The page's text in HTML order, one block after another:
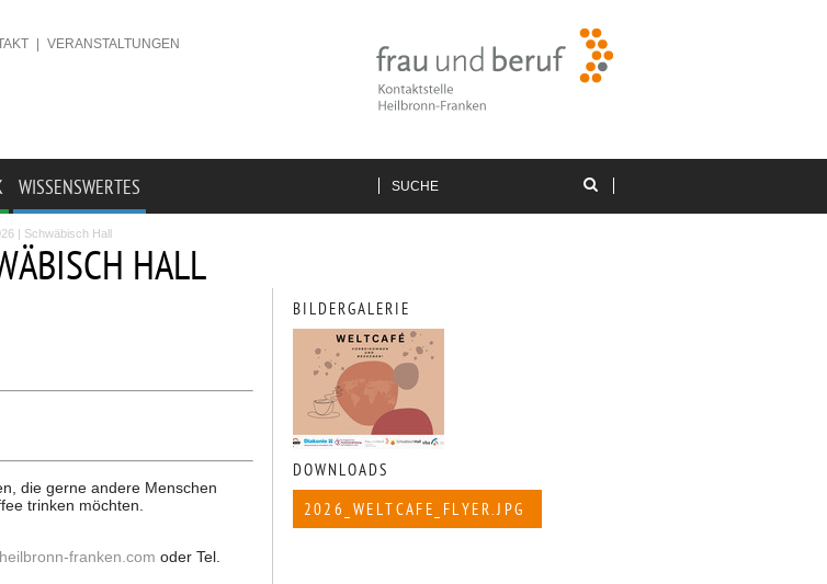
VERANSTALTUNGEN
WISSENSWERTES
| Schwäbisch Hall
HALL
die gerne andere Menschen
trinken möchten.
heilbronn-franken.com oder Tel.
BILDERGALERIE
DOWNLOADS
2026_WELTCAFE_FLYER.JPG